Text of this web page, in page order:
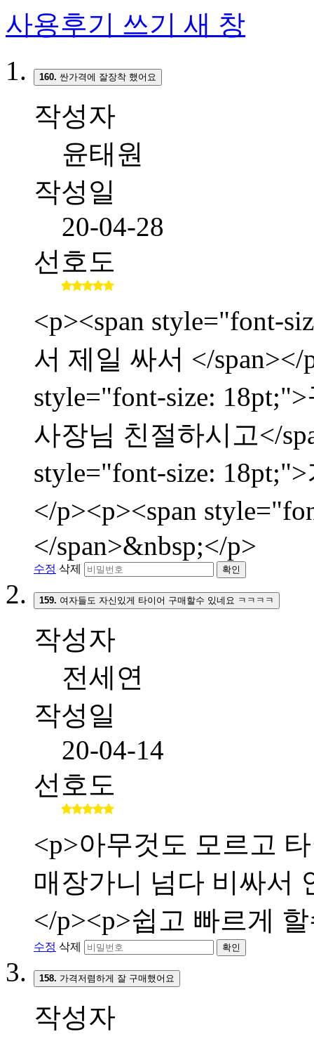
사용후기 쓰기 새 창
160. 싼가격에 잘장착 했어요
작성자
윤태원
작성일
20-04-28
선호도
<p><span style="font-
서 제일 싸서 </span></
style="font-size:
사장님 친절하시고</
style="font-size:
</p><p><span
</span>&nbsp;</p>
수정 삭제 확인
159. 여자들도 자신있게 타이어 구매할수 있네요 ㅋㅋㅋㅋ
작성자
전세연
작성일
20-04-14
선호도
<p>아무것도 모르고
매장가니 넘다 비싸서
</p><p>쉽고 빠르게
수정 삭제 확인
158. 가격저렴하게 잘 구매했어요
작성자